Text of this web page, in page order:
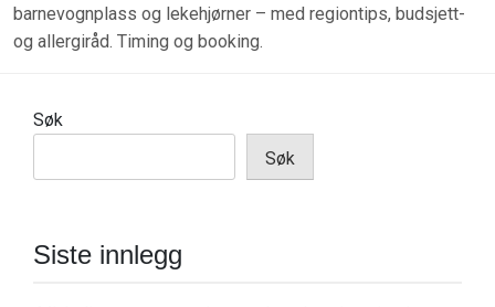
barnevognplass og lekehjørner – med regiontips, budsjett-
og allergiråd. Timing og booking.
Søk
Søk
Siste innlegg